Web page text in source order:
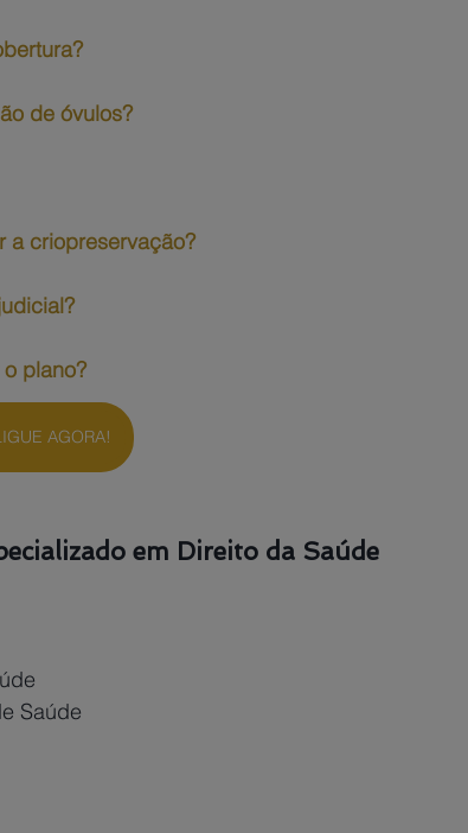
de óvulos?
a criopreservação?
plano?
AGORA!
em Direito da Saúde
Saúde